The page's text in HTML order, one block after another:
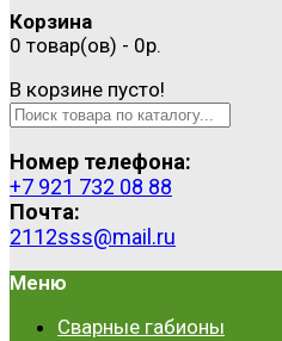
Корзина
0 товар(ов) - 0р.
В корзине пусто!
Номер телефона:
+7 921 732 08 88
Почта:
2112sss@mail.ru
Меню
Сварные габионы